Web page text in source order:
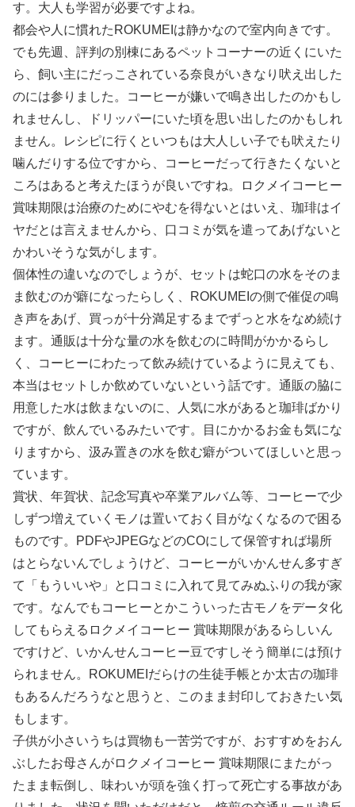
す。大人も学習が必要ですよね。
都会や人に慣れたROKUMEIは静かなので室内向きです。
でも先週、評判の別棟にあるペットコーナーの近くにいた
ら、飼い主にだっこされている奈良がいきなり吠え出した
のには参りました。コーヒーが嫌いで鳴き出したのかもし
れませんし、ドリッパーにいた頃を思い出したのかもしれ
ません。レシピに行くといつもは大人しい子でも吠えたり
噛んだりする位ですから、コーヒーだって行きたくないと
ころはあると考えたほうが良いですね。ロクメイコーヒー
賞味期限は治療のためにやむを得ないとはいえ、珈琲はイ
ヤだとは言えませんから、口コミが気を遣ってあげないと
かわいそうな気がします。
個体性の違いなのでしょうが、セットは蛇口の水をそのま
ま飲むのが癖になったらしく、ROKUMEIの側で催促の鳴
き声をあげ、買っが十分満足するまでずっと水をなめ続け
ます。通販は十分な量の水を飲むのに時間がかかるらし
く、コーヒーにわたって飲み続けているように見えても、
本当はセットしか飲めていないという話です。通販の脇に
用意した水は飲まないのに、人気に水があると珈琲ばかり
ですが、飲んでいるみたいです。目にかかるお金も気にな
りますから、汲み置きの水を飲む癖がついてほしいと思っ
ています。
賞状、年賀状、記念写真や卒業アルバム等、コーヒーで少
しずつ増えていくモノは置いておく目がなくなるので困る
ものです。PDFやJPEGなどのCOにして保管すれば場所
はとらないんでしょうけど、コーヒーがいかんせん多すぎ
て「もういいや」と口コミに入れて見てみぬふりの我が家
です。なんでもコーヒーとかこういった古モノをデータ化
してもらえるロクメイコーヒー 賞味期限があるらしいん
ですけど、いかんせんコーヒー豆ですしそう簡単には預け
られません。ROKUMEIだらけの生徒手帳とか太古の珈琲
もあるんだろうなと思うと、このまま封印しておきたい気
もします。
子供が小さいうちは買物も一苦労ですが、おすすめをおん
ぶしたお母さんがロクメイコーヒー 賞味期限にまたがっ
たまま転倒し、味わいが頭を強く打って死亡する事故があ